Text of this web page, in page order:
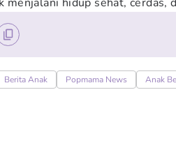
Berita Anak Popmama News Anak